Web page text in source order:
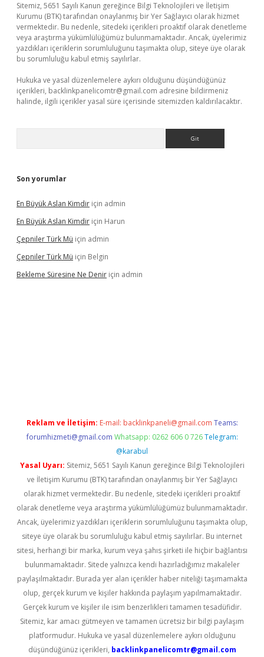
Sitemiz, 5651 Sayılı Kanun gereğince Bilgi Teknolojileri ve İletişim
Kurumu (BTK) tarafından onaylanmış bir Yer Sağlayıcı olarak hizmet
vermektedir. Bu nedenle, sitedeki içerikleri proaktif olarak denetleme
veya araştırma yükümlülüğümüz bulunmamaktadır. Ancak, üyelerimiz
yazdıkları içeriklerin sorumluluğunu taşımakta olup, siteye üye olarak
bu sorumluluğu kabul etmiş sayılırlar.
Hukuka ve yasal düzenlemelere aykırı olduğunu düşündüğünüz
içerikleri, backlinkpanelicomtr@gmail.com adresine bildirmeniz
halinde, ilgili içerikler yasal süre içerisinde sitemizden kaldırılacaktır.
Son yorumlar
En Büyük Aslan Kimdir için admin
En Büyük Aslan Kimdir için Harun
Çepniler Türk Mü için admin
Çepniler Türk Mü için Belgin
Bekleme Süresine Ne Denir için admin
Reklam ve İletişim: E-mail: backlinkpaneli@gmail.com Teams:
forumhizmeti@gmail.com Whatsapp: 0262 606 0 726 Telegram:
@karabul
Yasal Uyarı: Sitemiz, 5651 Sayılı Kanun gereğince Bilgi Teknolojileri
ve İletişim Kurumu (BTK) tarafından onaylanmış bir Yer Sağlayıcı
olarak hizmet vermektedir. Bu nedenle, sitedeki içerikleri proaktif
olarak denetleme veya araştırma yükümlülüğümüz bulunmamaktadır.
Ancak, üyelerimiz yazdıkları içeriklerin sorumluluğunu taşımakta olup,
siteye üye olarak bu sorumluluğu kabul etmiş sayılırlar. Bu internet
sitesi, herhangi bir marka, kurum veya şahıs şirketi ile hiçbir bağlantısı
bulunmamaktadır. Sitede yalnızca kendi hazırladığımız makaleler
paylaşılmaktadır. Burada yer alan içerikler haber niteliği taşımamakta
olup, gerçek kurum ve kişiler hakkında paylaşım yapılmamaktadır.
Gerçek kurum ve kişiler ile isim benzerlikleri tamamen tesadüfidir.
Sitemiz, kar amacı gütmeyen ve tamamen ücretsiz bir bilgi paylaşım
platformudur. Hukuka ve yasal düzenlemelere aykırı olduğunu
düşündüğünüz içerikleri, backlinkpanelicomtr@gmail.com